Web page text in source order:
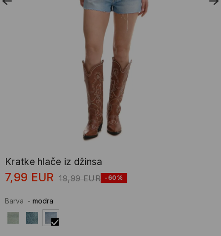
Kratke hlače iz džinsa
7,99 EUR 19,99 EUR -60%
Barva - modra